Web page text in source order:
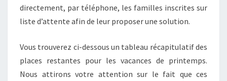
directement, par téléphone, les familles inscrites sur
liste d’attente afin de leur proposer une solution.
Vous trouverez ci-dessous un tableau récapitulatif des
places restantes pour les vacances de printemps.
Nous attirons votre attention sur le fait que ces